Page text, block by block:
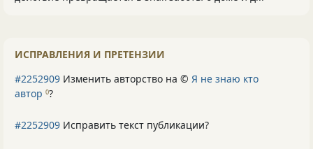
ИСПРАВЛЕНИЯ И ПРЕТЕНЗИИ
#2252909 Изменить авторство на © Я не знаю кто
автор 0?
#2252909 Исправить текст публикации?